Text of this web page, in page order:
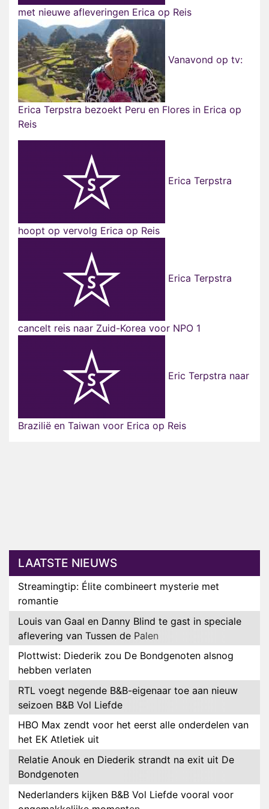
met nieuwe afleveringen Erica op Reis
Vanavond op tv:
Erica Terpstra bezoekt Peru en Flores in Erica op
Reis
Erica Terpstra
hoopt op vervolg Erica op Reis
Erica Terpstra
cancelt reis naar Zuid-Korea voor NPO 1
Eric Terpstra naar
Brazilië en Taiwan voor Erica op Reis
LAATSTE NIEUWS
Streamingtip: Élite combineert mysterie met
romantie
Louis van Gaal en Danny Blind te gast in speciale
aflevering van Tussen de Palen
Plottwist: Diederik zou De Bondgenoten alsnog
hebben verlaten
RTL voegt negende B&B-eigenaar toe aan nieuw
seizoen B&B Vol Liefde
HBO Max zendt voor het eerst alle onderdelen van
het EK Atletiek uit
Relatie Anouk en Diederik strandt na exit uit De
Bondgenoten
Nederlanders kijken B&B Vol Liefde vooral voor